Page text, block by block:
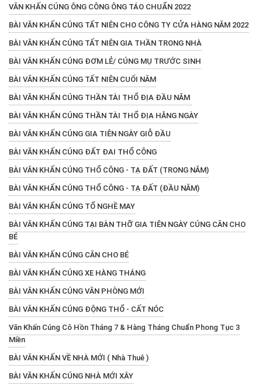
VĂN KHẤN CÚNG ÔNG CÔNG ÔNG TÁO CHUẨN 2022
BÀI VĂN KHẤN CÚNG TẤT NIÊN CHO CÔNG TY CỬA HÀNG NĂM 2022
BÀI VĂN KHẤN CÚNG TẤT NIÊN GIA THẦN TRONG NHÀ
BÀI VĂN KHẤN CÚNG ĐƠM LẺ/ CÚNG MỤ TRƯỚC SINH
BÀI VĂN KHẤN CÚNG TẤT NIÊN CUỐI NĂM
BÀI VĂN KHẤN CÚNG THẦN TÀI THỔ ĐỊA ĐẦU NĂM
BÀI VĂN KHẤN CÚNG THẦN TÀI THỔ ĐỊA HẰNG NGÀY
BÀI VĂN KHẤN CÚNG GIA TIÊN NGÀY GIỖ ĐẦU
BÀI VĂN KHẤN CÚNG ĐẤT ĐAI THỔ CÔNG
BÀI VĂN KHẤN CÚNG THỔ CÔNG - TẠ ĐẤT (TRONG NĂM)
BÀI VĂN KHẤN CÚNG THỔ CÔNG - TẠ ĐẤT (ĐẦU NĂM)
BÀI VĂN KHẤN CÚNG TỔ NGHỀ MAY
BÀI VĂN KHẤN CÚNG TẠI BÀN THỠ GIA TIÊN NGÀY CÚNG CĂN CHO
BÉ
BÀI VĂN KHẤN CÚNG CĂN CHO BÉ
BÀI VĂN KHẤN CÚNG XE HÀNG THÁNG
BÀI VĂN KHẤN CÚNG VĂN PHÒNG MỚI
BÀI VĂN KHẤN CÚNG ĐỘNG THỔ - CẤT NÓC
Văn Khấn Cúng Cô Hồn Tháng 7 & Hàng Tháng Chuẩn Phong Tục 3
Miền
BÀI VĂN KHẤN VỀ NHÀ MỚI ( Nhà Thuê )
BÀI VĂN KHẤN CÚNG NHÀ MỚI XÂY